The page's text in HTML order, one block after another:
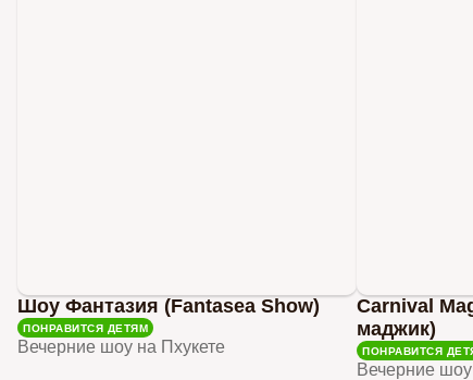
Шоу Фантазия (Fantasea Show)
ПОНРАВИТСЯ ДЕТЯМ
Вечерние шоу на Пхукете
Carnival
маджик)
ПОНРАВИТСЯ
Вечерние